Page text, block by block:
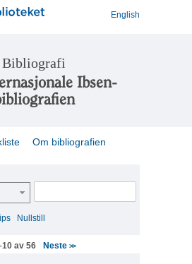
English
Bibliografi
Ibsen-
Om bibliografien
Nullstill
av 56 Neste>>